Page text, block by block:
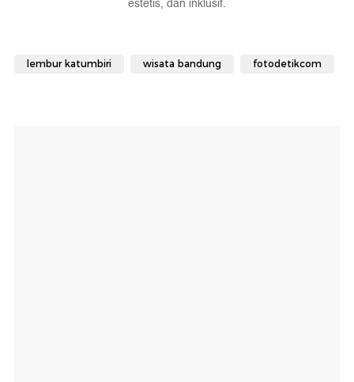
estetis, dan inklusif.
lembur katumbiri wisata bandung fotodetikcom